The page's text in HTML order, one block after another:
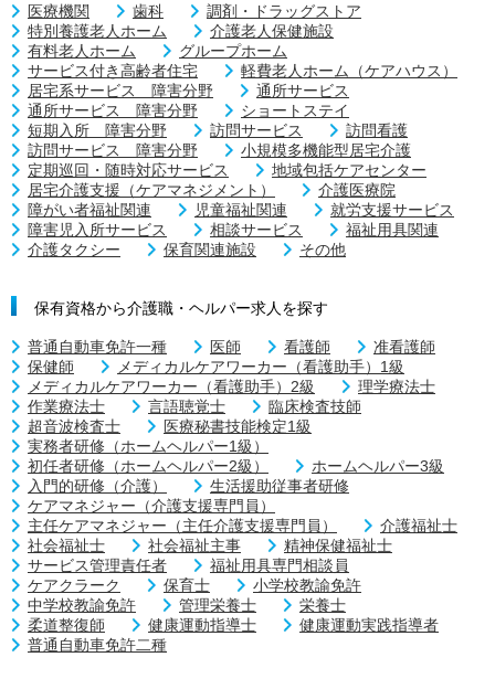
医療機関 歯科
調剤・ドラッグストア
特別養護老人ホーム
介護老人保健施設
有料老人ホーム
グループホーム
サービス付き高齢者住宅
軽費老人ホーム（ケアハウス）
居宅系サービス 障害分野
通所サービス
通所サービス 障害分野
ショートステイ
短期入所 障害分野
訪問サービス
訪問看護
訪問サービス 障害分野
小規模多機能型居宅介護
定期巡回・随時対応サービス
地域包括ケアセンター
居宅介護支援（ケアマネジメント）
介護医療院
障がい者福祉関連
児童福祉関連
就労支援サービス
障害児入所サービス
相談サービス
福祉用具関連
介護タクシー
保育関連施設 その他
保有資格から介護職・ヘルパー求人を探す
普通自動車免許一種 医師 看護師
准看護師
保健師
メディカルケアワーカー（看護助手）1級
メディカルケアワーカー（看護助手）2級
理学療法士
作業療法士
言語聴覚士
臨床検査技師
超音波検査士
医療秘書技能検定1級
実務者研修（ホームヘルパー1級）
初任者研修（ホームヘルパー2級）
ホームヘルパー3級
入門的研修（介護）
生活援助従事者研修
ケアマネジャー（介護支援専門員）
主任ケアマネジャー（主任介護支援専門員）
介護福祉士
社会福祉士
社会福祉主事
精神保健福祉士
サービス管理責任者
福祉用具専門相談員
ケアクラーク
保育士
小学校教諭免許
中学校教諭免許
管理栄養士
栄養士
柔道整復師
健康運動指導士
健康運動実践指導者
普通自動車免許二種